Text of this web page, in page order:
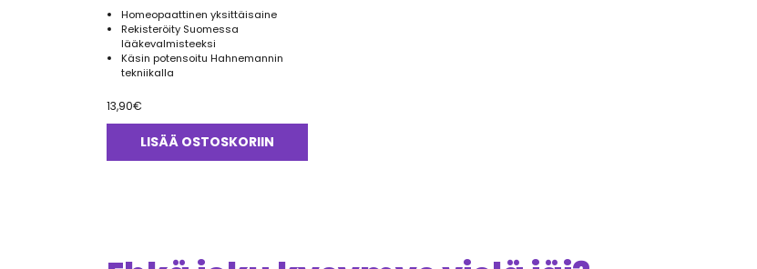
Homeopaattinen yksittäisaine
Rekisteröity Suomessa
lääkevalmisteeksi
Käsin potensoitu Hahnemannin
tekniikalla
13,90€
LISÄÄ OSTOSKORIIN